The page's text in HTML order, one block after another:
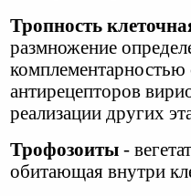
Тропность
размножение
комплементарностью
антирецепторов
реализации других
Трофозоиты -
обитающая внутри